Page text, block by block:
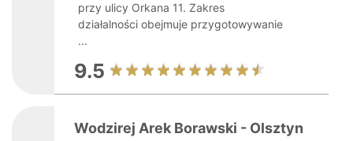
przy ulicy Orkana 11. Zakres
działalności obejmuje przygotowywanie
...
9.5
Wodzirej Arek Borawski - Olsztyn